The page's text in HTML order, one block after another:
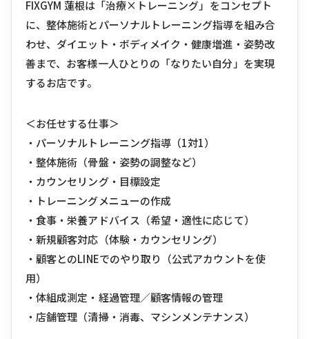
FIXGYM 蓮根は「治療×トレーニング」をコンセプト
に、整体施術とパーソナルトレーニング指導を組み合
わせ、ダイエット・ボディメイク・健康増進・姿勢改
善まで、お客様一人ひとりの「なりたい自分」を実現
するお店です。
＜お任せする仕事＞
・パーソナルトレーニング指導（1対1）
・整体施術（骨盤・姿勢の調整など）
・カウンセリング・目標設定
・トレーニングメニューの作成
・食事・栄養アドバイス（希望・適性に応じて）
・新規顧客対応（体験・カウンセリング）
・顧客とのLINEでのやり取り（公式アカウントを使
用）
・体組成測定・経過管理／顧客情報の管理
・店舗管理（清掃・消毒、マシンメンテナンス）